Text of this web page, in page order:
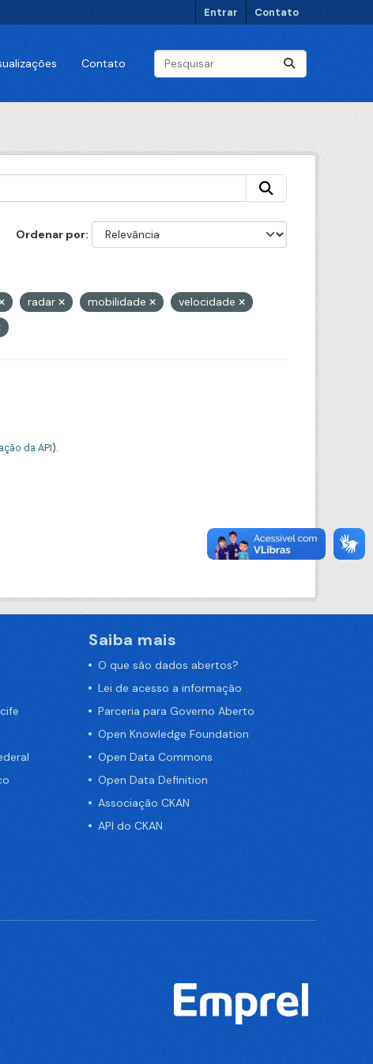
Entrar Contato
Contato
Ordenar por
radar mobilidade
velocidade
da API).
Saiba mais
O que são dados abertos?
Lei de acesso a informação
Parceria para Governo Aberto
Open Knowledge Foundation
Open Data Commons
Open Data Definition
Associação CKAN
API do CKAN